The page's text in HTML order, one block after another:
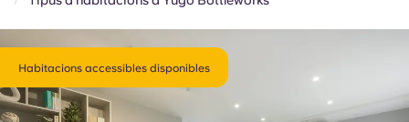
UbicacionsEnglish (US)
Habitacions accessibles disponibles